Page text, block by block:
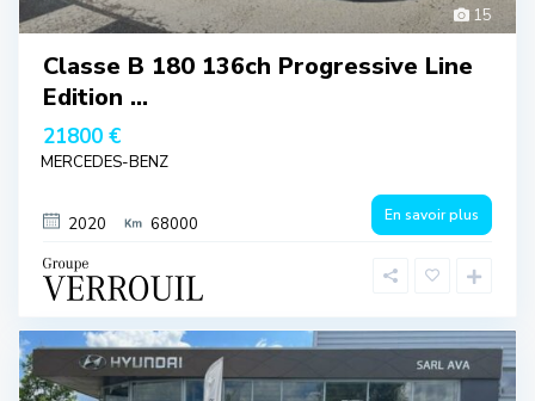
15
Classe B 180 136ch Progressive Line
Edition ...
21800 €
MERCEDES-BENZ
2020 68000 En savoir plus